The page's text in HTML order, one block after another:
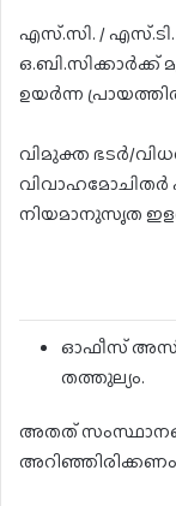
എസ്.സി. / എസ്.ടി.
ഒ.ബി.സിക്കാർക്ക്
ഉയർന്ന
വിമുക്ത ഭടർ/
വിവാഹമോചിതർ
നിയമാനുസൃത
ഓഫീസ്
തത്തുല്യം.
അതത്